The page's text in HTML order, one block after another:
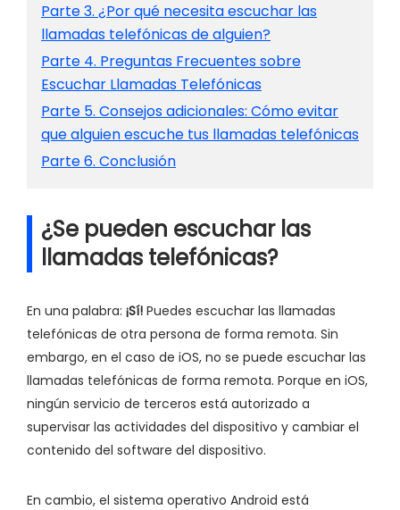
Parte 3. ¿Por qué necesita escuchar las
llamadas telefónicas de alguien?
Parte 4. Preguntas Frecuentes sobre
Escuchar Llamadas Telefónicas
Parte 5. Consejos adicionales: Cómo evitar
que alguien escuche tus llamadas telefónicas
Parte 6. Conclusión
¿Se pueden escuchar las
llamadas telefónicas?
En una palabra: ¡Sí! Puedes escuchar las llamadas
telefónicas de otra persona de forma remota. Sin
embargo, en el caso de iOS, no se puede escuchar las
llamadas telefónicas de forma remota. Porque en iOS,
ningún servicio de terceros está autorizado a
supervisar las actividades del dispositivo y cambiar el
contenido del software del dispositivo.
En cambio, el sistema operativo Android está